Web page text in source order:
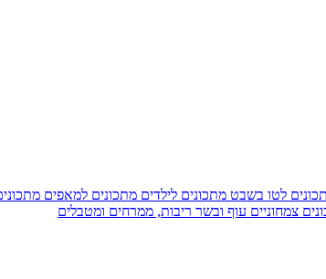
לטו בשבט מתכונים לילדים מתכונים למאפים
צמחוניים עוף ובשר ריבות, ממרחים ומטבלים